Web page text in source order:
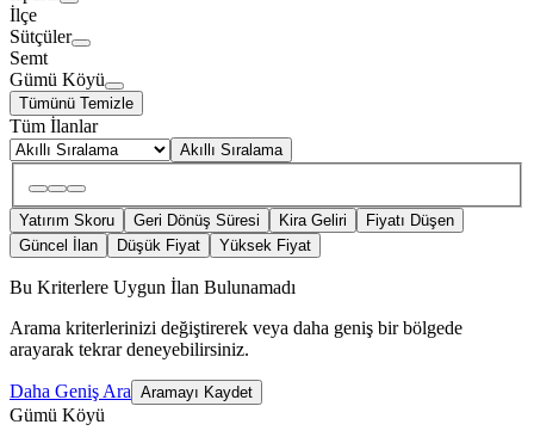
İlçe
Sütçüler
Semt
Gümü Köyü
Tümünü Temizle
Tüm İlanlar
Akıllı Sıralama
Yatırım Skoru Geri Dönüş Süresi Kira Geliri
Fiyatı Düşen
Güncel İlan
Düşük Fiyat Yüksek Fiyat
Bu Kriterlere Uygun İlan Bulunamadı
Arama kriterlerinizi değiştirerek veya daha geniş bir bölgede
arayarak tekrar deneyebilirsiniz.
Daha Geniş Ara Aramayı Kaydet
Gümü Köyü